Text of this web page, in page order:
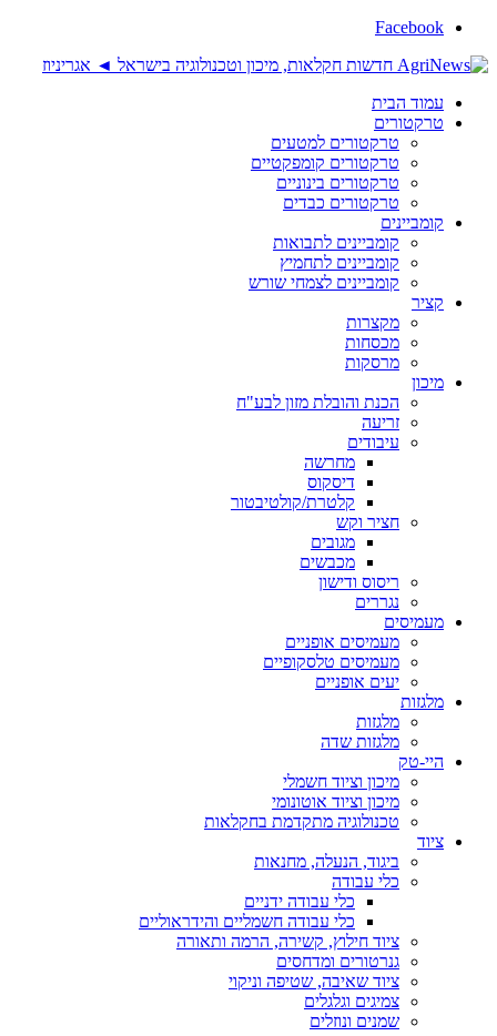
Facebook
עמוד הבית
טרקטורים
טרקטורים למטעים
טרקטורים קומפקטיים
טרקטורים בינוניים
טרקטורים כבדים
קומביינים
קומביינים לתבואות
קומביינים לתחמיץ
קומביינים לצמחי שורש
קציר
מקצרות
מכסחות
מרסקות
מיכון
הכנת והובלת מזון לבע"ח
זריעה
עיבודים
מחרשה
דיסקוס
קלטרת/קולטיבטור
חציר וקש
מגובים
מכבשים
ריסוס ודישון
נגררים
מעמיסים
מעמיסים אופניים
מעמיסים טלסקופיים
יעים אופניים
מלגזות
מלגזות
מלגזות שדה
היי-טק
מיכון וציוד חשמלי
מיכון וציוד אוטונומי
טכנולוגיה מתקדמת בחקלאות
ציוד
ביגוד, הנעלה, מחנאות
כלי עבודה
כלי עבודה ידניים
כלי עבודה חשמליים והידראוליים
ציוד חילוץ, קשירה, הרמה ותאורה
גנרטורים ומדחסים
ציוד שאיבה, שטיפה וניקוי
צמיגים וגלגלים
שמנים ונוזלים